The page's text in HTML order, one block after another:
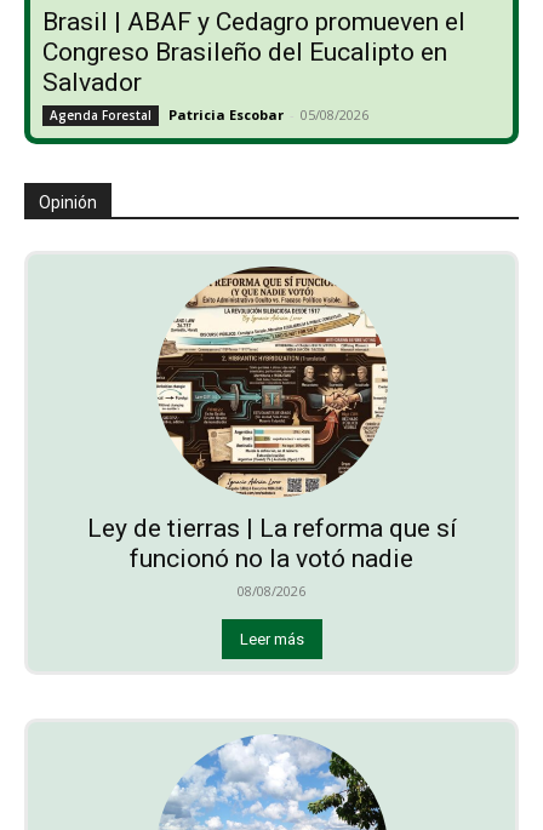
Brasil | ABAF y Cedagro promueven el
Congreso Brasileño del Eucalipto en
Salvador
Agenda Forestal Patricia Escobar - 05/08/2026
Opinión
Ley de tierras | La reforma que sí
funcionó no la votó nadie
08/08/2026
Leer más